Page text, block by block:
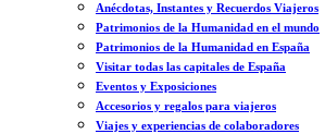
Anécdotas, Instantes y Recuerdos Viajeros
Patrimonios de la Humanidad en el mundo
Patrimonios de la Humanidad en España
Visitar todas las capitales de España
Eventos y Exposiciones
Accesorios y regalos para viajeros
Viajes y experiencias de colaboradores